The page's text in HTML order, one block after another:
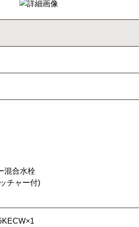
混合水栓
チャー付)